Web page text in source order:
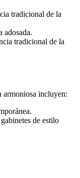
tradicional de la
adosada.
tradicional de la
armoniosa incluyen:
de estilo